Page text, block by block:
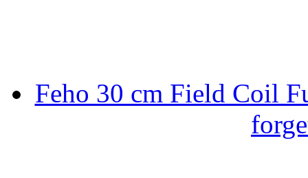
Feho 30 cm Field Coil